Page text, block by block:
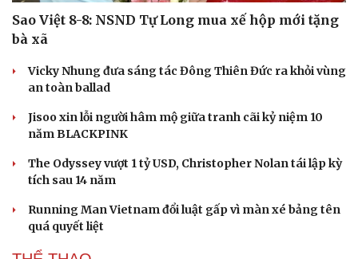
Sao Việt 8-8: NSND Tự Long mua xế hộp mới tặng
bà xã
Vicky Nhung đưa sáng tác Đông Thiên Đức ra khỏi vùng
an toàn ballad
Jisoo xin lỗi người hâm mộ giữa tranh cãi kỷ niệm 10
năm BLACKPINK
The Odyssey vượt 1 tỷ USD, Christopher Nolan tái lập kỳ
tích sau 14 năm
Running Man Vietnam đổi luật gấp vì màn xé bảng tên
quá quyết liệt